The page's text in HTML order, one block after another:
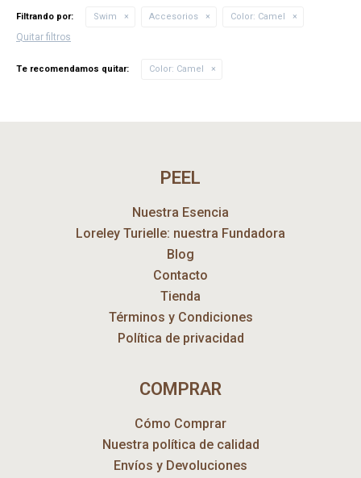
Filtrando por: Swim Accesorios Color: Camel
Quitar filtros
Te recomendamos quitar: Color: Camel
PEEL
Nuestra Esencia
Loreley Turielle: nuestra Fundadora
Blog
Contacto
Tienda
Términos y Condiciones
Política de privacidad
COMPRAR
Cómo Comprar
Nuestra política de calidad
Envíos y Devoluciones